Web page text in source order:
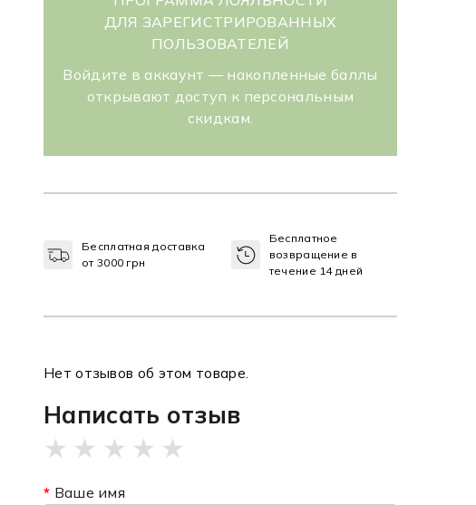
ДЛЯ ЗАРЕГИСТРИРОВАННЫХ
ПОЛЬЗОВАТЕЛЕЙ
Войдите в аккаунт — накопленные баллы
открывают доступ к персональным
скидкам.
Бесплатная доставка
от 3000 грн
Бесплатное
возвращение в
течение 14 дней
Нет отзывов об этом товаре.
Написать отзыв
★ ★ ★ ★ ★
Ваше имя